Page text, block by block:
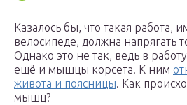
Казалось бы, что такая работа,
велосипеде, должна напрягать
Однако это не так, ведь в
ещё и мышцы корсета. К ним
живота и поясницы. Как
мышц?